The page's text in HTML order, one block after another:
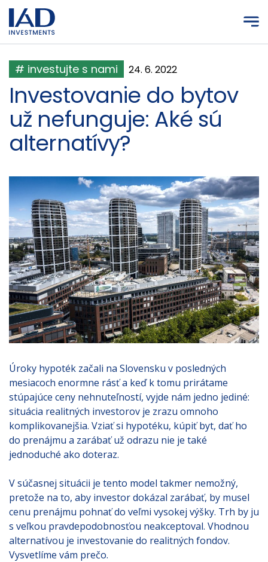
Prejsť na hlavný obsah
# investujte s nami 24. 6. 2022
Investovanie do bytov
už nefunguje: Aké sú
alternatívy?
Úroky hypoték začali na Slovensku v posledných
mesiacoch enormne rásť a keď k tomu prirátame
stúpajúce ceny nehnuteľností, vyjde nám jedno jediné:
situácia realitných investorov je zrazu omnoho
komplikovanejšia. Vziať si hypotéku, kúpiť byt, dať ho
do prenájmu a zarábať už odrazu nie je také
jednoduché ako doteraz.
V súčasnej situácii je tento model takmer nemožný,
pretože na to, aby investor dokázal zarábať, by musel
cenu prenájmu pohnať do veľmi vysokej výšky. Trh by ju
s veľkou pravdepodobnosťou neakceptoval. Vhodnou
alternatívou je investovanie do realitných fondov.
Vysvetlíme vám prečo.